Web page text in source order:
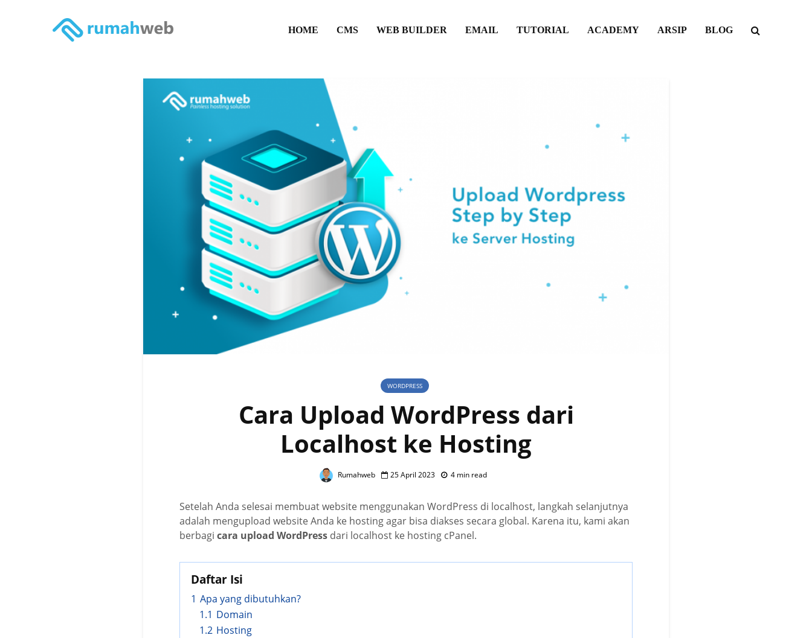
HOME CMS WEB BUILDER EMAIL TUTORIAL ACADEMY ARSIP BLOG
WORDPRESS
Cara Upload WordPress dari
Localhost ke Hosting
Rumahweb 25 April 2023 4 min read
Setelah Anda selesai membuat website menggunakan WordPress di localhost, langkah selanjutnya
adalah mengupload website Anda ke hosting agar bisa diakses secara global. Karena itu, kami akan
berbagi cara upload WordPress dari localhost ke hosting cPanel.
Daftar Isi
1 Apa yang dibutuhkan?
1.1 Domain
1.2 Hosting